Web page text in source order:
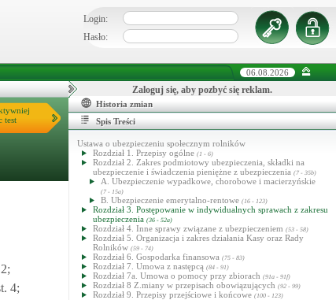
Login:
Hasło:
06.08.2026
test
4;
Zaloguj się, aby pozbyć się reklam.
Historia zmian
Spis Treści
Ustawa o ubezpieczeniu społecznym rolników
Rozdział 1. Przepisy ogólne (1 - 6)
Rozdział 2. Zakres podmiotowy ubezpieczenia, składki na
ubezpieczenie i świadczenia pieniężne z ubezpieczenia (7 - 35b)
A. Ubezpieczenie wypadkowe, chorobowe i macierzyńskie
(7 - 15a)
B. Ubezpieczenie emerytalno-rentowe (16 - 123)
Rozdział 3. Postępowanie w indywidualnych sprawach z zakresu
ubezpieczenia (36 - 52a)
Rozdział 4. Inne sprawy związane z ubezpieczeniem (53 - 58)
Rozdział 5. Organizacja i zakres działania Kasy oraz Rady
Rolników (59 - 74)
Rozdział 6. Gospodarka finansowa (75 - 83)
Rozdział 7. Umowa z następcą (84 - 91)
Rozdział 7a. Umowa o pomocy przy zbiorach (91a - 91f)
Rozdział 8 Z.miany w przepisach obowiązujących (92 - 99)
Rozdział 9. Przepisy przejściowe i końcowe (100 - 123)